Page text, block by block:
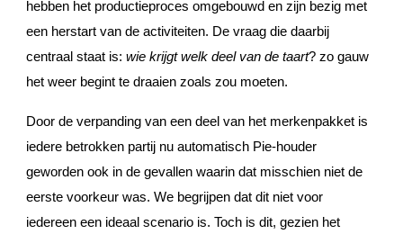
hebben het productieproces omgebouwd en zijn bezig met
een herstart van de activiteiten. De vraag die daarbij
centraal staat is:wie krijgt welk deel van de taart? zo gauw
het weer begint te draaien zoals zou moeten.
Door de verpanding van een deel van het merkenpakket is
iedere betrokken partij nu automatisch Pie-houder
geworden ook in de gevallen waarin dat misschien niet de
eerste voorkeur was. We begrijpen dat dit niet voor
iedereen een ideaal scenario is. Toch is dit, gezien het